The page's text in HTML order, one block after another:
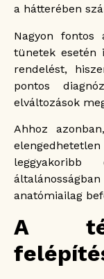
Röntgen
MRI
CT
a hátterében
Nagyon fontos
tünetek esetén
rendelést,
pontos
elváltozások
Ahhoz
anatómiailag
A